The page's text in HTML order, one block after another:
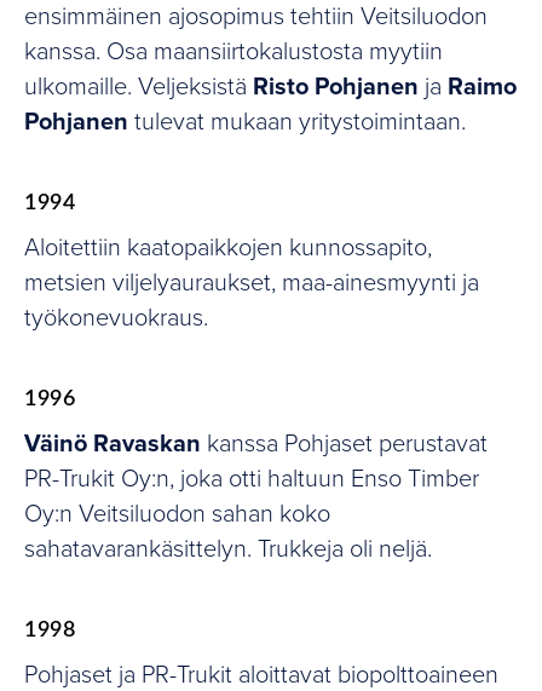
ensimmäinen ajosopimus tehtiin Veitsiluodon
kanssa. Osa maansiirtokalustosta myytiin
ulkomaille. Veljeksistä Risto Pohjanen ja Raimo
Pohjanen tulevat mukaan yritystoimintaan.
1994
Aloitettiin kaatopaikkojen kunnossapito,
metsien viljelyauraukset, maa-ainesmyynti ja
työkonevuokraus.
1996
Väinö Ravaskan kanssa Pohjaset perustavat
PR-Trukit Oy:n, joka otti haltuun Enso Timber
Oy:n Veitsiluodon sahan koko
sahatavarankäsittelyn. Trukkeja oli neljä.
1998
Pohjaset ja PR-Trukit aloittavat biopolttoaineen